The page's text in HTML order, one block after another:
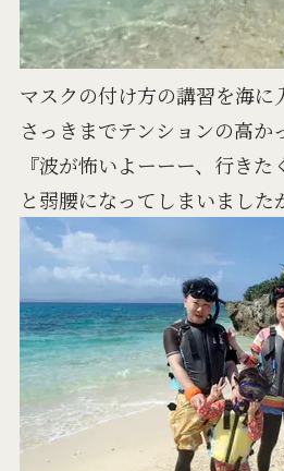
マスクの付け方の講習を海に
さっきまでテンションの高か
『波が怖いよーーー、行きた
と弱腰になってしまいました